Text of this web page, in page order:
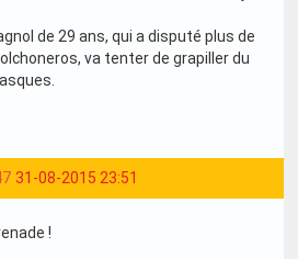
de 29 ans, qui a disputé plus de
va tenter de grapiller du
31-08-2015 23:51
!